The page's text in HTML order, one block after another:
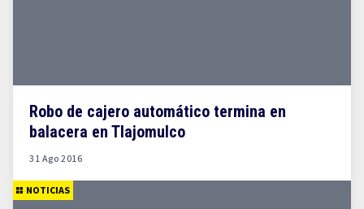
Robo de cajero automático termina en
balacera en Tlajomulco
31 Ago 2016
NOTICIAS